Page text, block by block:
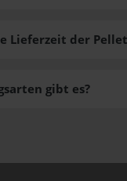
gibt es?
Lieferzeit der